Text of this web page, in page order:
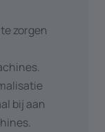
zorgen
bij aan
te
te
om deze
is
te
bij
ervoor dat
en